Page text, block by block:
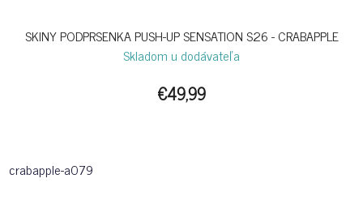
SKINY PODPRSENKA PUSH-UP SENSATION S26 - CRABAPPLE
Skladom u dodávateľa
€49,99
crabapple-a079